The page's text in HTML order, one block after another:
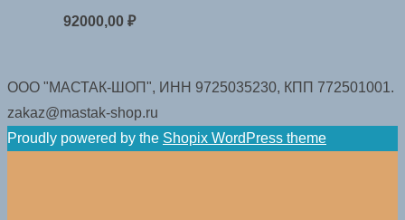
92000,00 ₽
ООО "МАСТАК-ШОП", ИНН 9725035230, КПП 772501001.
zakaz@mastak-shop.ru
Proudly powered by the Shopix WordPress theme